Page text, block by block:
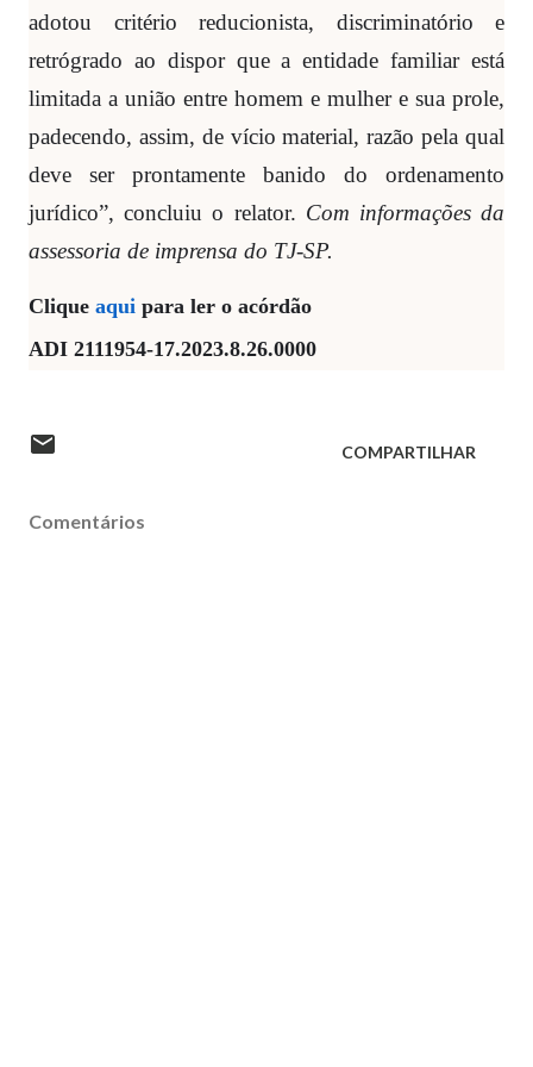
adotou critério reducionista, discriminatório e
retrógrado ao dispor que a entidade familiar está
limitada a união entre homem e mulher e sua prole,
padecendo, assim, de vício material, razão pela qual
deve ser prontamente banido do ordenamento
jurídico”, concluiu o relator. Com informações da
assessoria de imprensa do TJ-SP.
Clique aqui para ler o acórdão
ADI 2111954-17.2023.8.26.0000
COMPARTILHAR
Comentários